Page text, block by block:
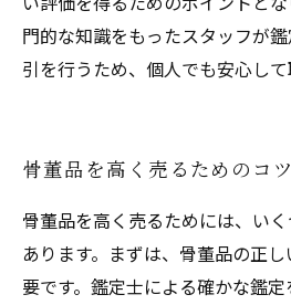
門的な知識をもったスタッフが
引を行うため、個人でも安心して
骨董品を高く売るためのコ
骨董品を高く売るためには、い
あります。まずは、骨董品の正
要です。鑑定士による確かな鑑